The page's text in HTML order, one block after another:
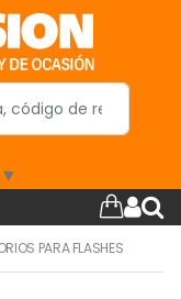
▼
PARA FLASHES